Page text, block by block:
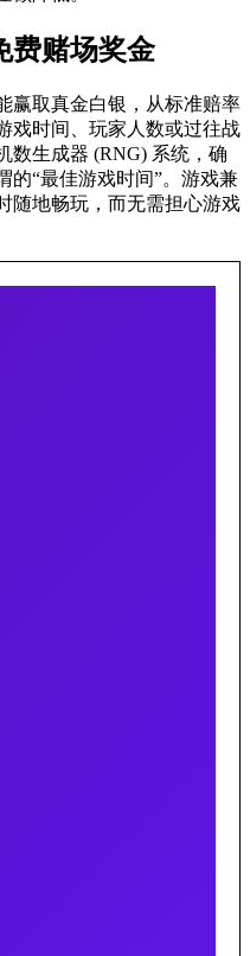
费赌场奖金
赢取真金白银，从标准赔率
戏时间、玩家人数或过往战
数生成器 (RNG) 系统，确
的“最佳游戏时间”。游戏兼
随地畅玩，而无需担心游戏